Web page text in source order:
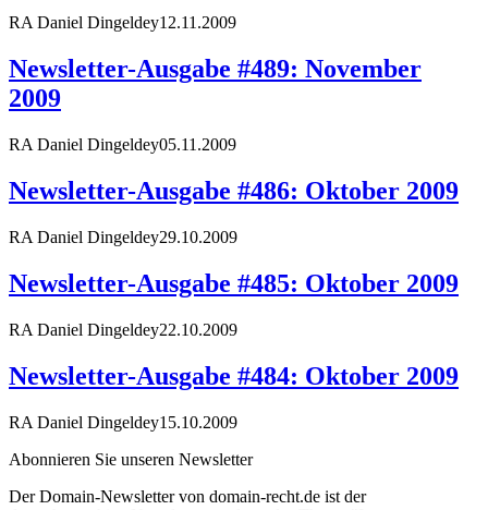
RA Daniel Dingeldey12.11.2009
Newsletter-Ausgabe #489: November
2009
RA Daniel Dingeldey05.11.2009
Newsletter-Ausgabe #486: Oktober 2009
RA Daniel Dingeldey29.10.2009
Newsletter-Ausgabe #485: Oktober 2009
RA Daniel Dingeldey22.10.2009
Newsletter-Ausgabe #484: Oktober 2009
RA Daniel Dingeldey15.10.2009
Abonnieren Sie unseren Newsletter
Der Domain-Newsletter von domain-recht.de ist der